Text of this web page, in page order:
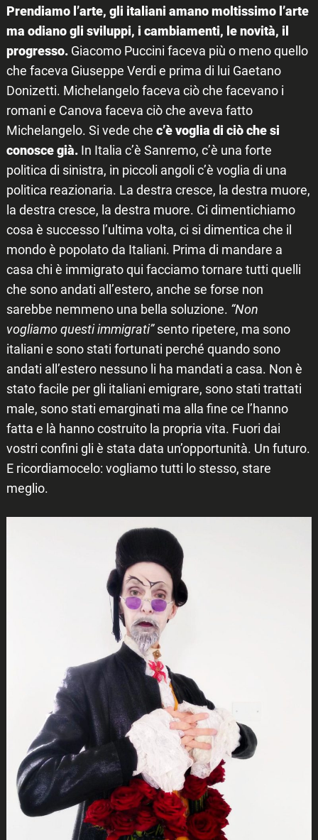
Prendiamo l’arte, gli italiani amano moltissimo l’arte
ma odiano gli sviluppi, i cambiamenti, le novità, il
progresso. Giacomo Puccini faceva più o meno quello
che faceva Giuseppe Verdi e prima di lui Gaetano
Donizetti. Michelangelo faceva ciò che facevano i
romani e Canova faceva ciò che aveva fatto
Michelangelo. Si vede che c’è voglia di ciò che si
conosce già. In Italia c’è Sanremo, c’è una forte
politica di sinistra, in piccoli angoli c’è voglia di una
politica reazionaria. La destra cresce, la destra muore,
la destra cresce, la destra muore. Ci dimentichiamo
cosa è successo l’ultima volta, ci si dimentica che il
mondo è popolato da Italiani. Prima di mandare a
casa chi è immigrato qui facciamo tornare tutti quelli
che sono andati all’estero, anche se forse non
sarebbe nemmeno una bella soluzione. “Non
vogliamo questi immigrati”sento ripetere, ma sono
italiani e sono stati fortunati perché quando sono
andati all’estero nessuno li ha mandati a casa. Non è
stato facile per gli italiani emigrare, sono stati trattati
male, sono stati emarginati ma alla fine ce l’hanno
fatta e là hanno costruito la propria vita. Fuori dai
vostri confini gli è stata data un’opportunità. Un futuro.
E ricordiamocelo: vogliamo tutti lo stesso, stare
meglio.